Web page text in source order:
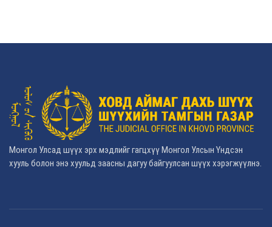
Монгол Улсад шүүх эрх мэдлийг гагцхүү Монгол Улсын Үндсэн
хууль болон энэ хуульд заасны дагуу байгуулсан шүүх хэрэгжүүлнэ.